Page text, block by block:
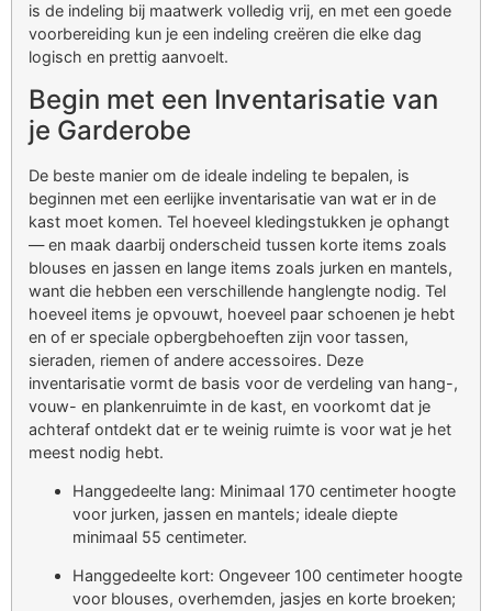
is de indeling bij maatwerk volledig vrij, en met een goede
voorbereiding kun je een indeling creëren die elke dag
logisch en prettig aanvoelt.
Begin met een Inventarisatie van
je Garderobe
De beste manier om de ideale indeling te bepalen, is
beginnen met een eerlijke inventarisatie van wat er in de
kast moet komen. Tel hoeveel kledingstukken je ophangt
— en maak daarbij onderscheid tussen korte items zoals
blouses en jassen en lange items zoals jurken en mantels,
want die hebben een verschillende hanglengte nodig. Tel
hoeveel items je opvouwt, hoeveel paar schoenen je hebt
en of er speciale opbergbehoeften zijn voor tassen,
sieraden, riemen of andere accessoires. Deze
inventarisatie vormt de basis voor de verdeling van hang-,
vouw- en plankenruimte in de kast, en voorkomt dat je
achteraf ontdekt dat er te weinig ruimte is voor wat je het
meest nodig hebt.
Hanggedeelte lang: Minimaal 170 centimeter hoogte
voor jurken, jassen en mantels; ideale diepte
minimaal 55 centimeter.
Hanggedeelte kort: Ongeveer 100 centimeter hoogte
voor blouses, overhemden, jasjes en korte broeken;